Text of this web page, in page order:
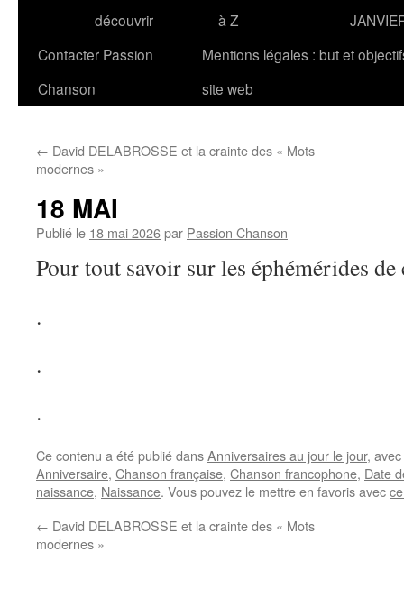
découvrir
à Z
Contacter Passion
Chanson
Mentions légales : but et
site web
← David DELABROSSE et la crainte des « Mots
modernes »
18 MAI
Publié le 18 mai 2026par Passion Chanson
Pour tout savoir sur les éphémérides
.
.
.
Ce contenu a été publié dansAnniversaires au jour le jour,
Anniversaire, Chanson française, Chanson francophone, Date
naissance, Naissance. Vous pouvez le mettre en favoris avec
← David DELABROSSE et la crainte des « Mots
modernes »